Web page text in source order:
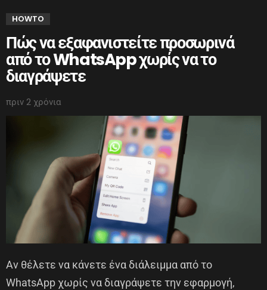
HOWTO
Πώς να εξαφανιστείτε προσωρινά
από το WhatsApp χωρίς να το
διαγράψετε
πριν 2 χρόνια
Αν θέλετε να κάνετε ένα διάλειμμα από το
WhatsApp χωρίς να διαγράψετε την εφαρμογή,